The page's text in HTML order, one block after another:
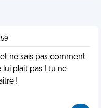
ne sais pas comment
plait pas ! tu ne
!